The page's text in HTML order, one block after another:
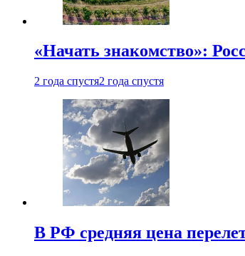
«Начать знакомство»:
2 года спустя2 года спустя
В РФ средняя цена